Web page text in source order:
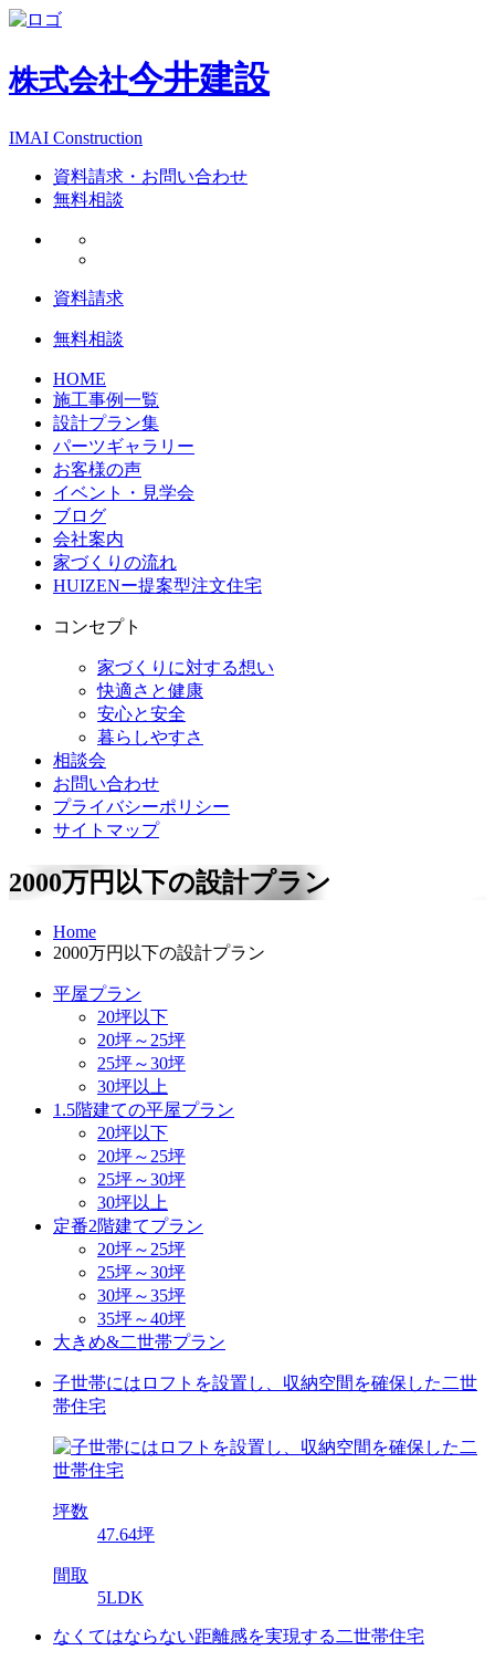
株式会社今井建設
IMAI Construction
資料請求・お問い合わせ
無料相談
資料請求
無料相談
HOME
施工事例一覧
設計プラン集
パーツギャラリー
お客様の声
イベント・見学会
ブログ
会社案内
家づくりの流れ
HUIZENー提案型注文住宅
コンセプト
家づくりに対する想い
快適さと健康
安心と安全
暮らしやすさ
相談会
お問い合わせ
プライバシーポリシー
サイトマップ
2000万円以下の設計プラン
Home
2000万円以下の設計プラン
平屋プラン
20坪以下
20坪～25坪
25坪～30坪
30坪以上
1.5階建ての平屋プラン
20坪以下
20坪～25坪
25坪～30坪
30坪以上
定番2階建てプラン
20坪～25坪
25坪～30坪
30坪～35坪
35坪～40坪
大きめ&二世帯プラン
子世帯にはロフトを設置し、収納空間を確保した二世
帯住宅
坪数
47.64坪
間取
5LDK
なくてはならない距離感を実現する二世帯住宅